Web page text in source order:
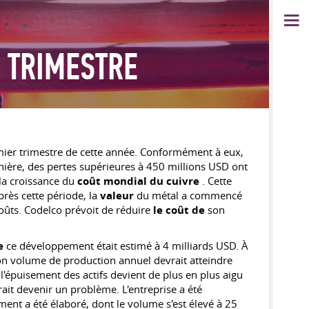
trimestre de cette année. Conformément à eux,
des pertes supérieures à 450 millions USD ont
croissance du coût mondial du cuivre . Cette
cette période, la valeur du métal a commencé
Codelco prévoit de réduire le coût de son
ce développement était estimé à 4 milliards USD. À
volume de production annuel devrait atteindre
des actifs devient de plus en plus aigu
devenir un problème. L'entreprise a été
a été élaboré, dont le volume s'est élevé à 25